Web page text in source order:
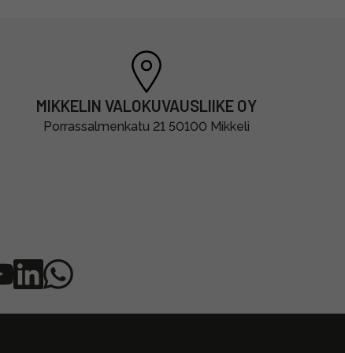
MIKKELIN VALOKUVAUSLIIKE OY
Porrassalmenkatu 21 50100 Mikkeli